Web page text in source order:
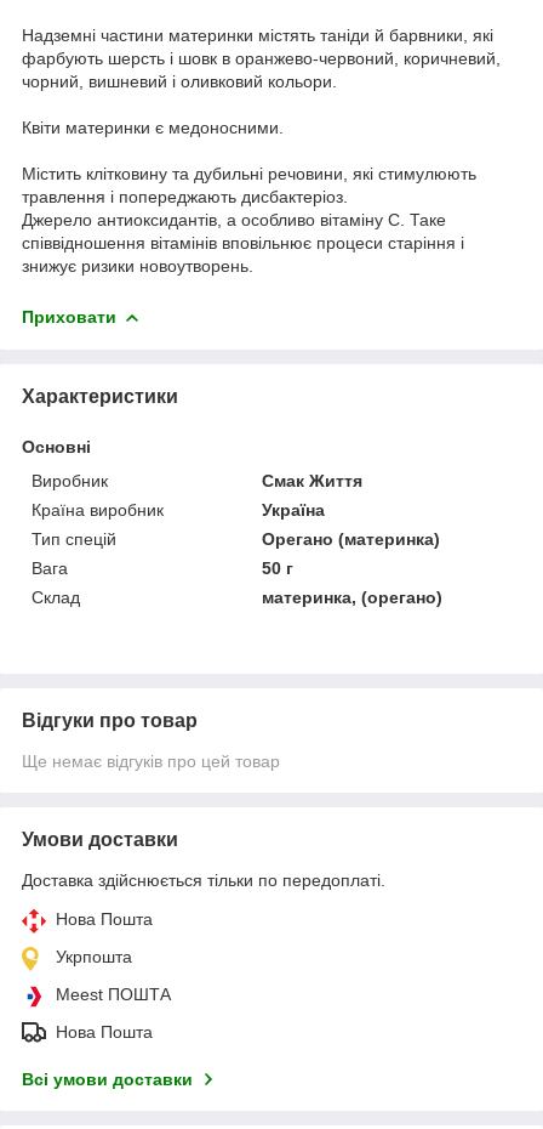
Надземні частини материнки містять таніди й барвники, які
фарбують шерсть і шовк в оранжево-червоний, коричневий,
чорний, вишневий і оливковий кольори.
Квіти материнки є медоносними.
Містить клітковину та дубильні речовини, які стимулюють
травлення і попереджають дисбактеріоз.
Джерело антиоксидантів, а особливо вітаміну С. Таке
співвідношення вітамінів вповільнює процеси старіння і
знижує ризики новоутворень.
Приховати
Характеристики
Основні
Виробник
Смак Життя
Країна виробник
Україна
Тип спецій
Орегано (материнка)
Вага
50 г
Склад
материнка, (орегано)
Відгуки про товар
Ще немає відгуків про цей товар
Умови доставки
Доставка здійснюється тільки по передоплаті.
Нова Пошта
Укрпошта
Meest ПОШТА
Нова Пошта
Всі умови доставки